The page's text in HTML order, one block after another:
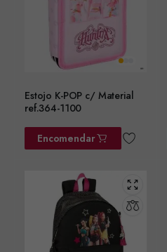
Estojo K-POP c/ Material
ref.364-1100
Encomendar